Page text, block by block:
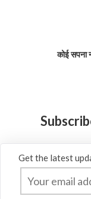
कोई सपना
Get the latest